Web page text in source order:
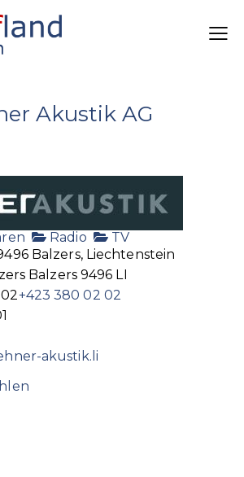
Akustik AG
Radio
TV
Balzers, Liechtenstein
Balzers 9496 LI
+423 380 02 02
akustik.li